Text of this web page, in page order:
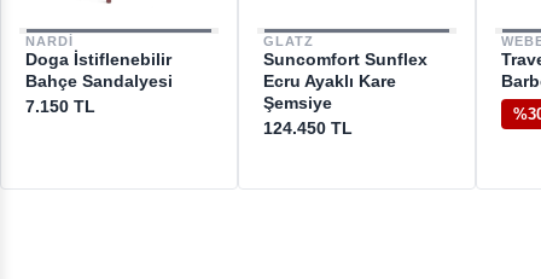
NARDI
Doga İstiflenebilir
Bahçe Sandalyesi
7.150 TL
GLATZ
Suncomfort Sunflex
Ecru Ayaklı Kare
Şemsiye
124.450 TL